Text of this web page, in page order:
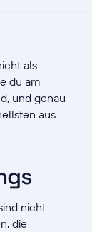
als
du am
und genau
aus.
nicht
die